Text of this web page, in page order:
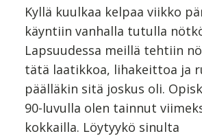
Kyllä kuulkaa kelpaa viikko
käyntiin vanhalla tutulla
Lapsuudessa meillä tehtiin
tätä laatikkoa, lihakeittoa ja
päälläkin sitä joskus oli.
90-luvulla olen tainnut
kokkailla. Löytyykö sinulta